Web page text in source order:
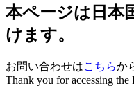
本ページは日本
けます。
お問い合わせはこちらか
Thank you for accessing the